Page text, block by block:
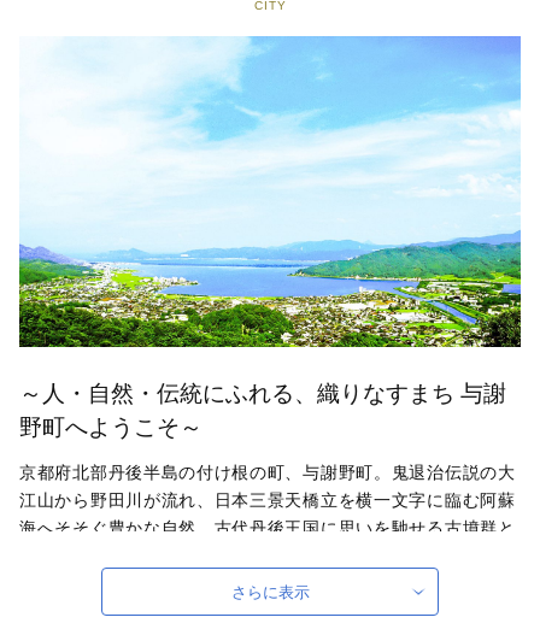
～人・自然・伝統にふれる、織りなすまち 与謝
野町へようこそ～
京都府北部丹後半島の付け根の町、与謝野町。鬼退治伝説の大
江山から野田川が流れ、日本三景天橋立を横一文字に臨む阿蘇
海へそそぐ豊かな自然、古代丹後王国に思いを馳せる古墳群と
す。独自農業モデルである「自然循環農業」とともに、名産
「丹後ちりめん」による織物業により、手仕事と文化を織りな
さらに表示